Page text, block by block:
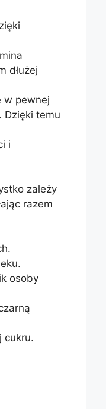
dłużej
w pewnej
Dzięki temu
i
zależy
razem
osoby
cukru.